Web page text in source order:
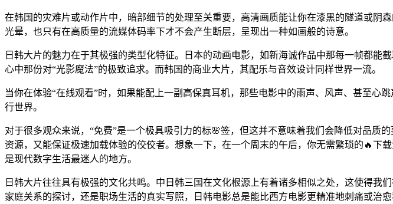
在韩国的灾难片或动作片中，暗部细节的处理至关重要，高清画质能让你在漆黑的隧道或
光晕，也只有在高质量的流媒体码率下才不会产生断层，呈现出一种如画般的诗意。
日韩大片的魅力在于其极强的类型化特征。日本的动画电影，如新海诚作品中那每一帧都
心中那份对“光影魔法”的极致追求。而韩国的商业大片，其配乐与音效设计同样世界一流。
当你在体验“在线观看”时，如果能配上一副高保真耳机，那些电影中的雨声、风声、甚至
行世界。
对于很多观众来说，“免费”是一个极具吸引力的标🌸签，但这并不意味着我们会降低对品
资源，又能保证极速加载体验的佼佼者。想象一下，在一个周末的午后，你无需繁琐的🔥
是现代数字生活最迷人的地方。
日韩大片往往具有极强的文化共鸣。中日韩三国在文化根源上有着诸多相似之处，这使得
家庭关系的探讨，还是职场生活的真实写照，日韩电影总是能比西方电影更精准地刺痛或治愈